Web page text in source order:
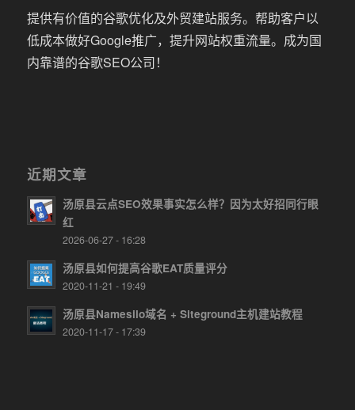
提供有价值的谷歌优化及外贸建站服务。帮助客户以
低成本做好Google推广，提升网站权重流量。成为国
内靠谱的谷歌SEO公司！
近期文章
汤原县云点SEO效果事实怎么样？因为太好招同行眼
红
2026-06-27 - 16:28
汤原县如何提高谷歌EAT质量评分
2020-11-21 - 19:49
汤原县Namesilo域名 + Siteground主机建站教程
2020-11-17 - 17:39